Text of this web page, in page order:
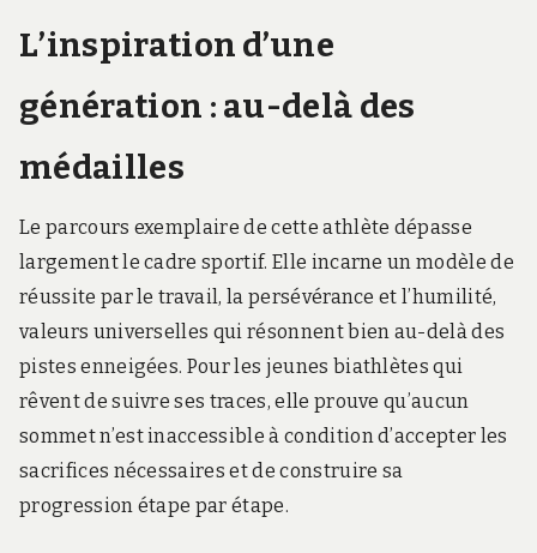
L’inspiration d’une
génération : au-delà des
médailles
Le parcours exemplaire de cette athlète dépasse
largement le cadre sportif. Elle incarne un modèle de
réussite par le travail, la persévérance et l’humilité,
valeurs universelles qui résonnent bien au-delà des
pistes enneigées. Pour les jeunes biathlètes qui
rêvent de suivre ses traces, elle prouve qu’aucun
sommet n’est inaccessible à condition d’accepter les
sacrifices nécessaires et de construire sa
progression étape par étape.